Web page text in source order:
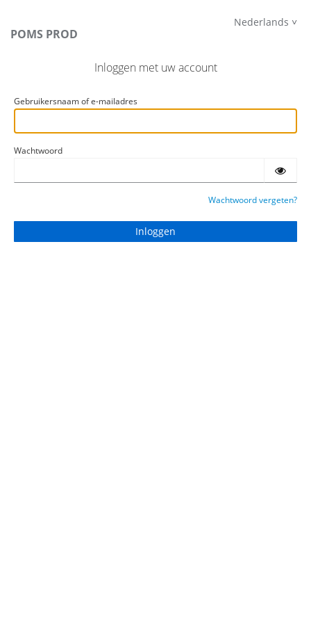
POMS PROD
Nederlands
Inloggen met uw account
Gebruikersnaam of e-mailadres
Wachtwoord
Wachtwoord vergeten?